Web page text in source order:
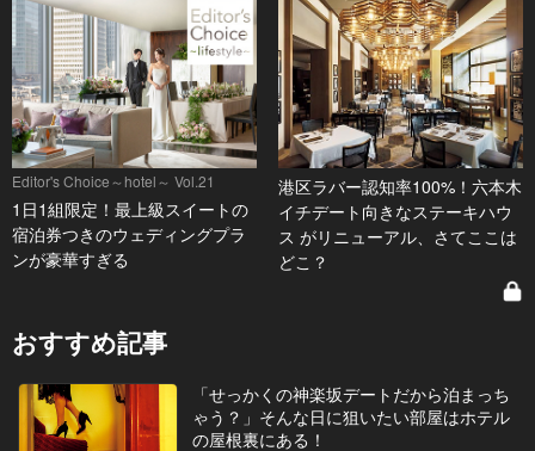
Editor's Choice～hotel～ Vol.21
1日1組限定！最上級スイートの
宿泊券つきのウェディングプラ
ンが豪華すぎる
港区ラバー認知率100%！六本木
イチデート向きなステーキハウ
ス がリニューアル、さてここは
どこ？
おすすめ記事
「せっかくの神楽坂デートだから泊まっち
ゃう？」そんな日に狙いたい部屋はホテル
の屋根裏にある！